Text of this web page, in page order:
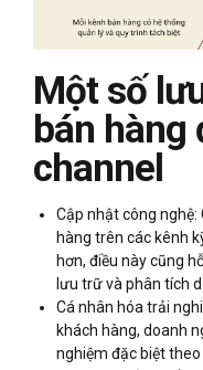
Một số
bán hàng
channel
Cập nhật công
hàng trên các kênh
hơn, điều này cũng
lưu trữ và phân tích
Cá nhân hóa trải
khách hàng, doanh
nghiệm đặc biệt